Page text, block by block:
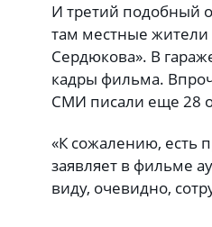
И третий подобный
там местные жители
Сердюкова». В
кадры фильма.
СМИ писали еще 28
«К сожалению, есть
заявляет в фильме
виду, очевидно,